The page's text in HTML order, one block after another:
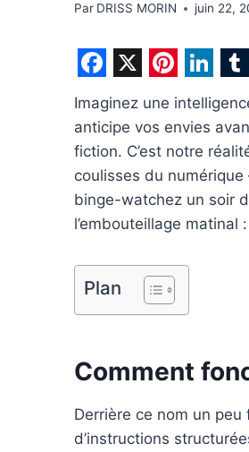
Par DRISS MORIN juin 22,
F
a
c
e
b
o
o
k
X P
i
n
t
e
r
e
s
t
L
i
n
k
e
d
I
T
u
m
b
l
r
Imaginez une
anticipe vos envies
fiction. C’est notre
coulisses du
binge-watchez un soir
l’embouteillage
Plan
Comment
Derrière ce nom un peu
d’instructions